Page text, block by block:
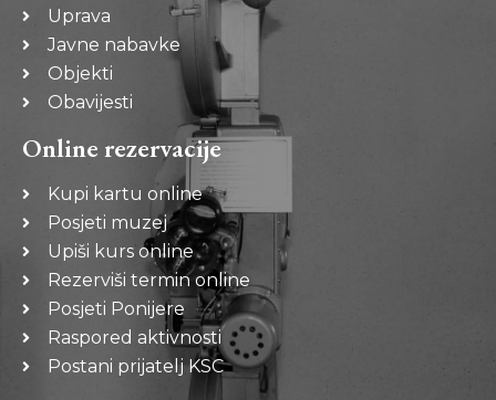
Uprava
Javne nabavke
Objekti
Obavijesti
Online rezervacije
Kupi kartu online
Posjeti muzej
Upiši kurs online
Rezerviši termin online
Posjeti Ponijere
Raspored aktivnosti
Postani prijatelj KSC